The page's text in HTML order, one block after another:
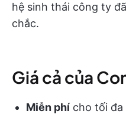
hệ sinh thái công ty
chắc.
Giá cả của
Miễn phí cho tối đa